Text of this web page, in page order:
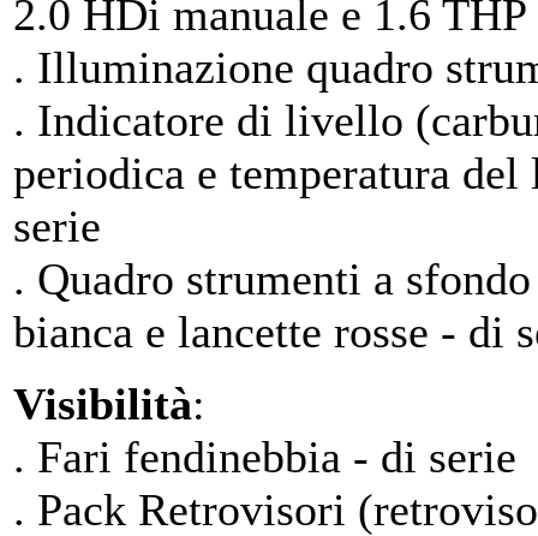
2.0 HDi manuale e 1.6 THP
. Illuminazione quadro
. Indicatore di livello
periodica e temperatura
serie
. Quadro strumenti a
bianca e lancette rosse - di
Visibilità:
. Fari fendinebbia - di serie
. Pack Retrovisori